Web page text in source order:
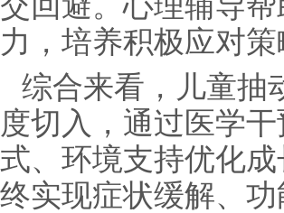
力，培养积极应对
综合来看，儿童抽
度切入，通过医学
式、环境支持优化
终实现症状缓解、